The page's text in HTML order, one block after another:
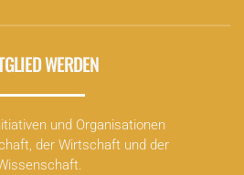
WERDEN
und Organisationen
der Wirtschaft und der